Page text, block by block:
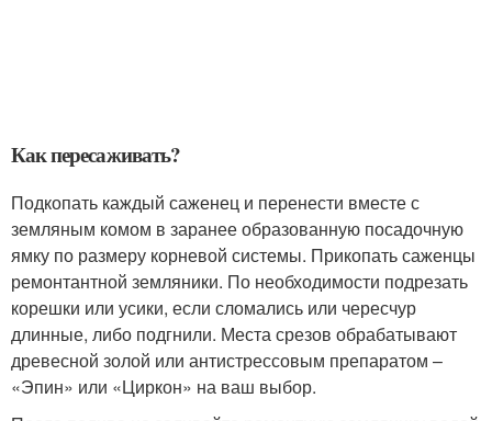
Как пересаживать?
Подкопать каждый саженец и перенести вместе с
земляным комом в заранее образованную посадочную
ямку по размеру корневой системы. Прикопать саженцы
ремонтантной земляники. По необходимости подрезать
корешки или усики, если сломались или чересчур
длинные, либо подгнили. Места срезов обрабатывают
древесной золой или антистрессовым препаратом –
«Эпин» или «Циркон» на ваш выбор.